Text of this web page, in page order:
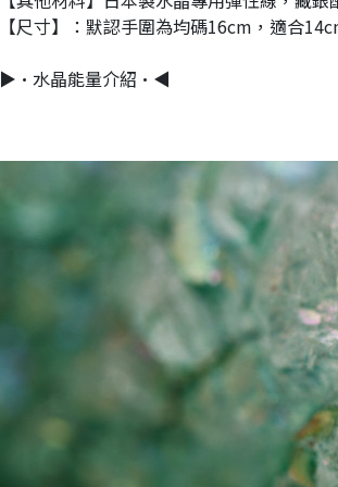
【尺寸】：默認手圍為均碼16cm，適合
▶•水晶能量介紹•◀